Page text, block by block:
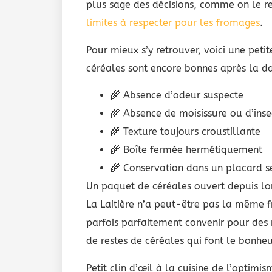
plus sage des décisions, comme on le
limites à respecter pour les fromages.
Pour mieux s’y retrouver, voici une
céréales sont encore bonnes après la
🌾 Absence d’odeur suspecte
🌾 Absence de moisissure ou
🌾 Texture toujours croustillante
🌾 Boîte fermée hermétiquement
🌾 Conservation dans un placard
Un paquet de céréales ouvert depuis
La Laitière n’a peut-être pas la même
parfois parfaitement convenir pour
de restes de céréales qui font le
Petit clin d’œil à la cuisine de